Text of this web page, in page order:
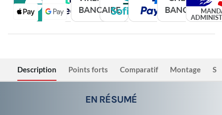
Description Points forts Comparatif Montage
EN RÉSUMÉ